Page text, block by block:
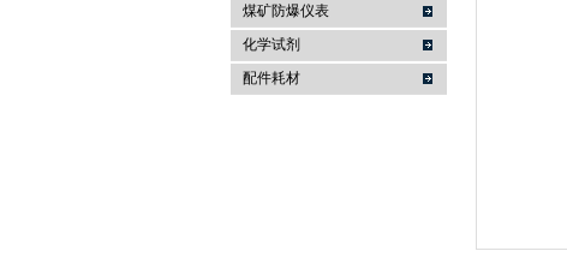
煤矿防爆仪表
化学试剂
配件耗材